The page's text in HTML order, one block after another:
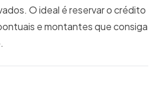
O ideal é reservar o crédito
e montantes que consiga